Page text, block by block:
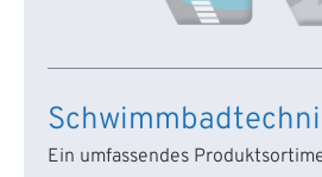
Ein umfassendes